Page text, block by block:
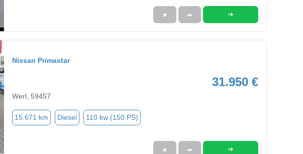
★ ➦ ➜
Nissan Primastar
31.950 €
Werl, 59457
15.671 km Diesel 110 kw (150 PS)
★ ➦ ➜